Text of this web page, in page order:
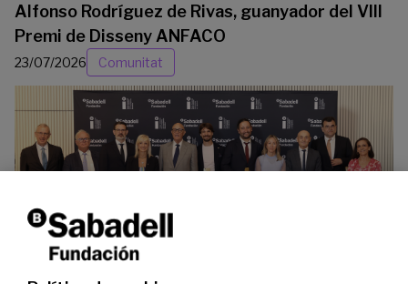
Alfonso Rodríguez de Rivas, guanyador del VIII
Premi de Disseny ANFACO
23/07/2026 Comunitat
La Fundació Banc Sabadell reconeix a dos
investigadors en els àmbits de l’edició del
genoma i l’energia neta